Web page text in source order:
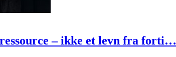
– ikke et levn fra forti…